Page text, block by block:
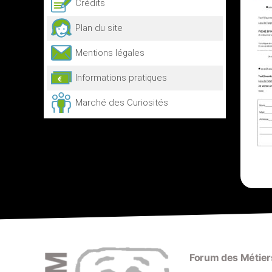
Crédits
Plan du site
Mentions légales
Informations pratiques
Marché des Curiosités
Forum des